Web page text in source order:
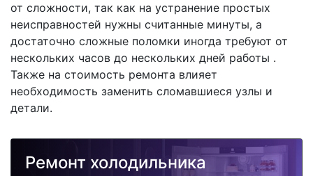
от сложности, так как на устранение простых
неисправностей нужны считанные минуты, а
достаточно сложные поломки иногда требуют от
нескольких часов до нескольких дней работы .
Также на стоимость ремонта влияет
необходимость заменить сломавшиеся узлы и
детали.
Ремонт холодильника